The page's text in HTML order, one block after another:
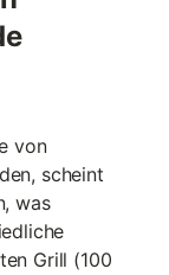
von
scheint
was
Grill (100